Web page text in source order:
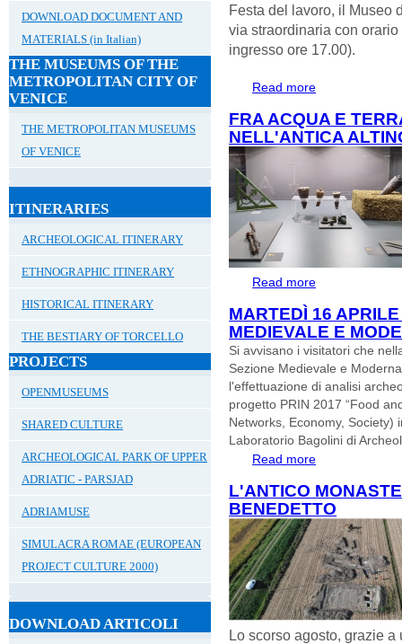
DOWNLOAD DOCUMENT AND
MATERIALS (in Italian)
THE MUSEUMS OF THE
METROPOLITAN CITY OF
VENICE
THE METROPOLITAN MUSEUMS
OF VENICE
ITINERARIES
ARCHEOLOGICAL ITINERARY
ETHNOGRAPHIC ITINERARY
HISTORICAL ITINERARY
THE BESTIARY OF TORCELLO
PROJECTS
OPENMUSEUMS
SHARED CULTURE
ARCHEOLOGICAL PARK OF UPPER
ADRIATIC - PARSJAD
ADRIAMUSE
SIMULACRA ROMAE (EUROPEAN
PROJECT CULTURE 2000)
DOWNLOAD ARTICOLI
Festa del lavoro, il Museo
via straordinaria con
ingresso ore 17.00).
Read more
FRA ACQUA E
NELL'ANTICA
Read more
MARTEDÌ 16
MEDIEVALE E
Si avvisano i visitatori che
Sezione Medievale e
l'effettuazione di analisi
progetto PRIN 2017 “Food
Networks, Economy, Society)
Laboratorio Bagolini di
Read more
L'ANTICO
BENEDETTO
Lo scorso agosto, grazie